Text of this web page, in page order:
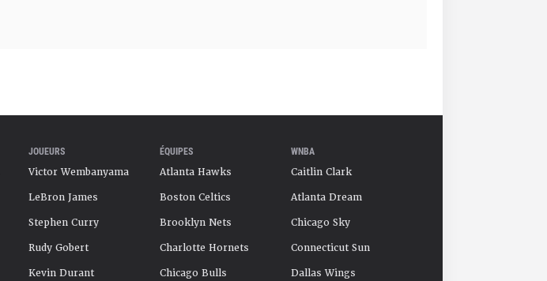
JOUEURS
Victor Wembanyama
LeBron James
Stephen Curry
Rudy Gobert
Kevin Durant
ÉQUIPES
Atlanta Hawks
Boston Celtics
Brooklyn Nets
Charlotte Hornets
Chicago Bulls
WNBA
Caitlin Clark
Atlanta Dream
Chicago Sky
Connecticut Sun
Dallas Wings